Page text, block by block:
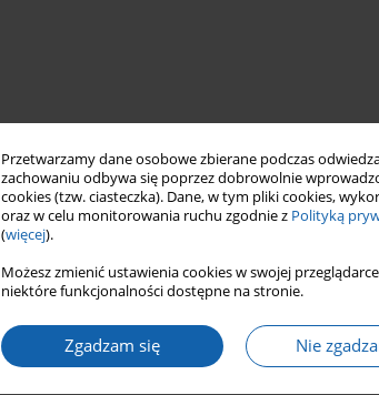
Przetwarzamy dane osobowe zbierane podczas
zachowaniu odbywa się poprzez dobrowolnie
cookies (tzw. ciasteczka). Dane, w tym pliki cookies,
oraz w celu monitorowania ruchu zgodnie z Polityką
(więcej).
Możesz zmienić ustawienia cookies w swojej
niektóre funkcjonalności dostępne na stronie.
Zgadzam się Nie